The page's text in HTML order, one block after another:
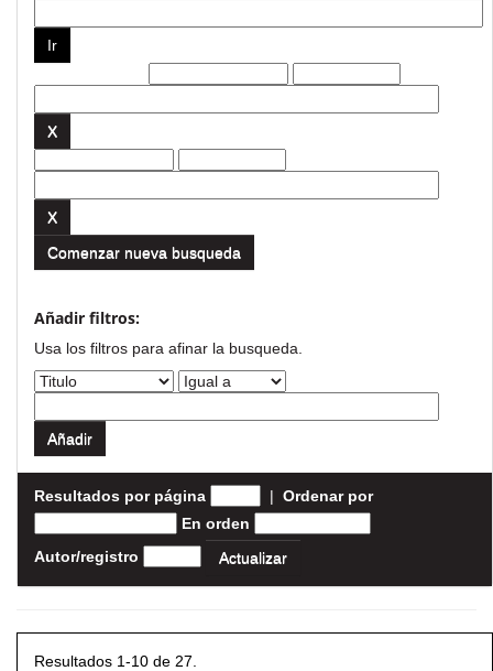
Comenzar nueva busqueda
Añadir filtros:
Usa los filtros para afinar la busqueda.
Resultados por página | Ordenar por
En orden
Autor/registro
Resultados 1-10 de 27.